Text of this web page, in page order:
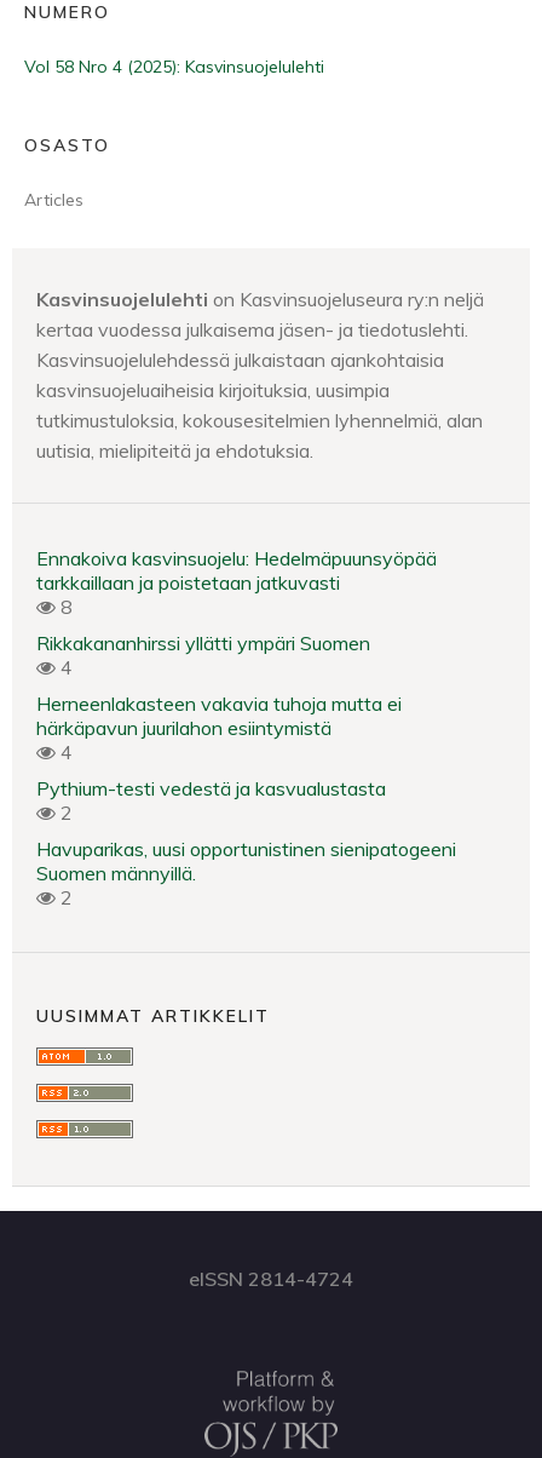
NUMERO
Vol 58 Nro 4 (2025): Kasvinsuojelulehti
OSASTO
Articles
Kasvinsuojelulehti on Kasvinsuojeluseura ry:n neljä
kertaa vuodessa julkaisema jäsen- ja tiedotuslehti.
Kasvinsuojelulehdessä julkaistaan ajankohtaisia
kasvinsuojeluaiheisia kirjoituksia, uusimpia
tutkimustuloksia, kokousesitelmien lyhennelmiä, alan
uutisia, mielipiteitä ja ehdotuksia.
Ennakoiva kasvinsuojelu: Hedelmäpuunsyöpää
tarkkaillaan ja poistetaan jatkuvasti
8
Rikkakananhirssi yllätti ympäri Suomen
4
Herneenlakasteen vakavia tuhoja mutta ei
härkäpavun juurilahon esiintymistä
4
Pythium-testi vedestä ja kasvualustasta
2
Havuparikas, uusi opportunistinen sienipatogeeni
Suomen männyillä.
2
UUSIMMAT ARTIKKELIT
eISSN 2814-4724